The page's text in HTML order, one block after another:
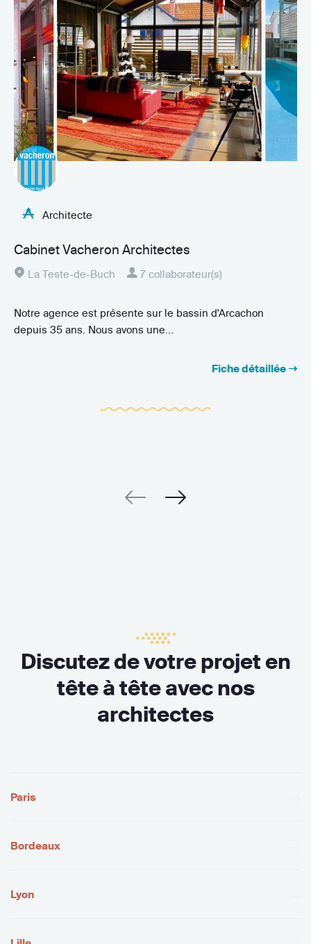
Architecte
Cabinet Vacheron Architectes
La Teste-de-Buch 7 collaborateur(s)
Notre agence est présente sur le bassin d'Arcachon
depuis 35 ans. Nous avons une...
Fiche détaillée ➝
Discutez de votre projet en
tête à tête avec nos
architectes
Paris
Bordeaux
Lyon